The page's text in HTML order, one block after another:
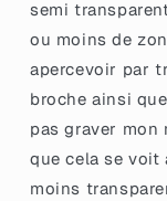
transparente
avec
des
confettis
noirs
semi
ou moins de
apercevoir par
broche ainsi
pas graver mon
que cela se voit
moins